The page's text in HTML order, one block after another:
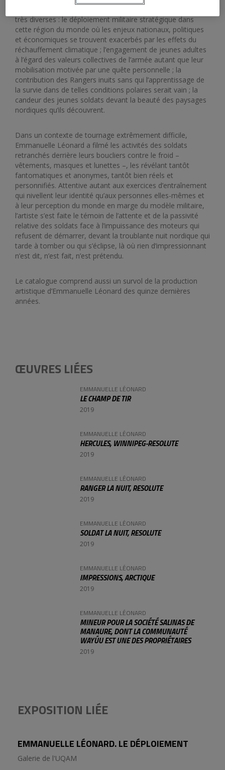
très diverses : le déploiement militaire stratégique dans
cette région du monde où les enjeux nationaux, politiques
et économiques se trouvent exacerbés par les effets du
réchauffement climatique ; l’engagement de jeunes adultes
à l’égard des valeurs collectives de l’armée autant que leur
mobilisation motivée par une quête personnelle ; la
contribution des Rangers inuits sans qui l’apprentissage de
la survie dans de telles conditions polaires serait vain ; la
candeur des jeunes soldats devant la beauté des paysages
nordiques qu’ils découvrent.
Dans un contexte de tournage extrêmement difficile,
Emmanuelle Léonard a filmé les activités des soldats
retranchés derrière leurs boucliers contre le froid –
vêtements, masques et lunettes –, les révélant tantôt
fantomatiques et anonymes, tantôt bien réels et
personnifiés. Attentive autant aux exercices d’entraînement
qui nivellent leur identité qu’aux personnes elles-mêmes et
à leur perception du monde en marge du modèle militaire,
l’artiste s’est faite le témoin de l’attente et de la passivité
relative des soldats face à l’impuissance des moteurs qui
refusent de démarrer, devant la troublante nuit nordique qui
tarde à tomber ou qui s’éclipse, là où rien d’impressionnant
n’est dit, n’est fait, n’est prétendu.
Le catalogue comprend aussi un survol de la production
artistique d’Emmanuelle Léonard des quinze dernières
années.
ŒUVRES LIÉES
EMMANUELLE LÉONARD
LE CHAMP DE TIR
2019
EMMANUELLE LÉONARD
HERCULES, WINNIPEG-RESOLUTE
2019
EMMANUELLE LÉONARD
RANGER LA NUIT, RESOLUTE
2019
EMMANUELLE LÉONARD
SOLDAT LA NUIT, RESOLUTE
2019
EMMANUELLE LÉONARD
IMPRESSIONS, ARCTIQUE
2019
EMMANUELLE LÉONARD
MINEUR POUR LA SOCIÉTÉ SALINAS DE
MANAURE, DONT LA COMMUNAUTÉ
WAYÚU EST UNE DES PROPRIÉTAIRES
2019
EXPOSITION LIÉE
EMMANUELLE LÉONARD. LE DÉPLOIEMENT
Galerie de l'UQAM